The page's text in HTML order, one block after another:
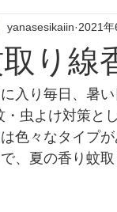
り線
yanasesikaiin 2021年
に入り毎日、暑
・虫よけ対策と
は色々なタイプ
、夏の香り蚊取